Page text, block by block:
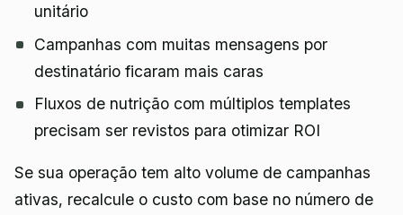
unitário
Campanhas com muitas mensagens por
destinatário ficaram mais caras
Fluxos de nutrição com múltiplos templates
precisam ser revistos para otimizar ROI
Se sua operação tem alto volume de campanhas
ativas, recalcule o custo com base no número de